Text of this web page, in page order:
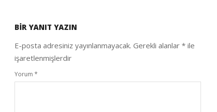
24
BIR YANIT YAZIN
E-posta adresiniz yayınlanmayacak. Gerekli alanlar * ile
işaretlenmişlerdir
Yorum *